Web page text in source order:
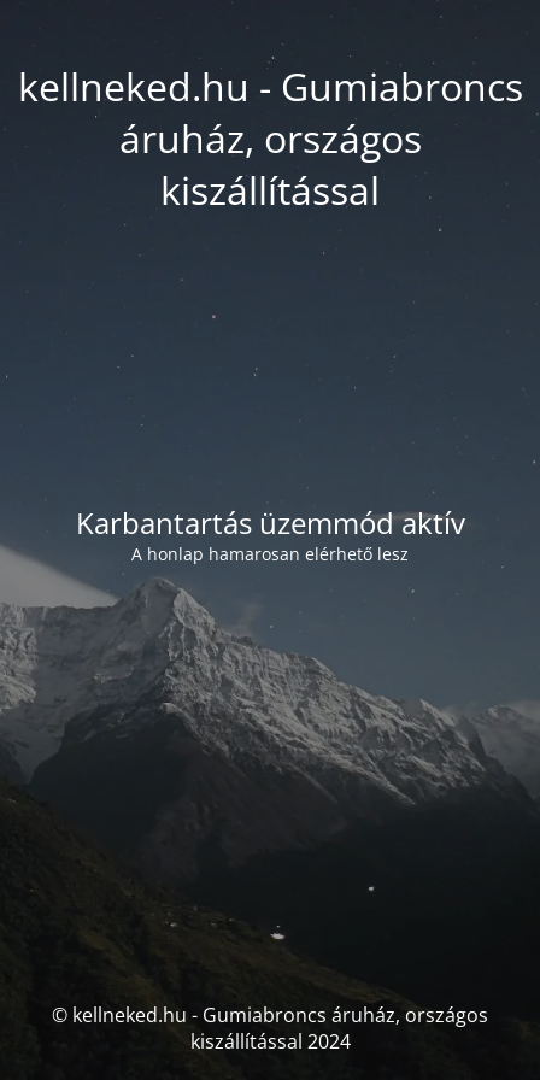
kellneked.hu - Gumiabroncs
áruház, országos
kiszállítással
Karbantartás üzemmód aktív
A honlap hamarosan elérhető lesz
© kellneked.hu - Gumiabroncs áruház, országos
kiszállítással 2024